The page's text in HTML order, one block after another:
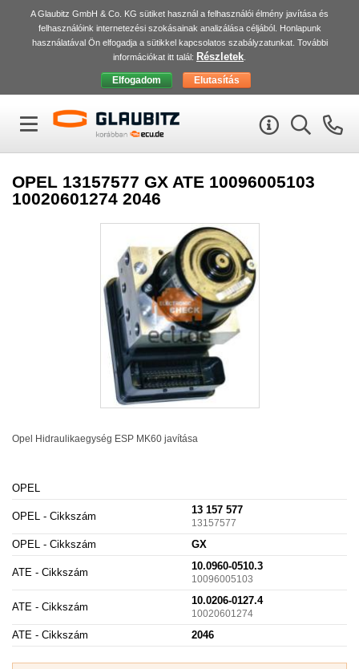
A Glaubitz GmbH & Co. KG sütiket használ a felhasználói élmény javítása és
felhasználóink internetezési szokásainak analizálása céljából. Honlapunk
használatával Ön elfogadja a sütikkel kapcsolatos szabályzatunkat. További
információkat itt talál: Részletek
OPEL 13157577 GX ATE 10096005103
10020601274 2046
Opel Hidraulikaegység ESP MK60 javítása
OPEL
OPEL - Cikkszám
13 157 577
13157577
OPEL - Cikkszám GX
ATE - Cikkszám
10.0960-0510.3
10096005103
ATE - Cikkszám
10.0206-0127.4
10020601274
ATE - Cikkszám 2046